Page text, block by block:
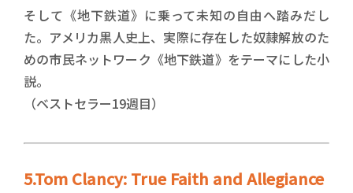
そして《地下鉄道》に乗って未知の自由へ踏みだし
た。アメリカ黒人史上、実際に存在した奴隷解放のた
めの市民ネットワーク《地下鉄道》をテーマにした小
説。
（ベストセラー19週目）
5.Tom Clancy: True Faith and Allegiance